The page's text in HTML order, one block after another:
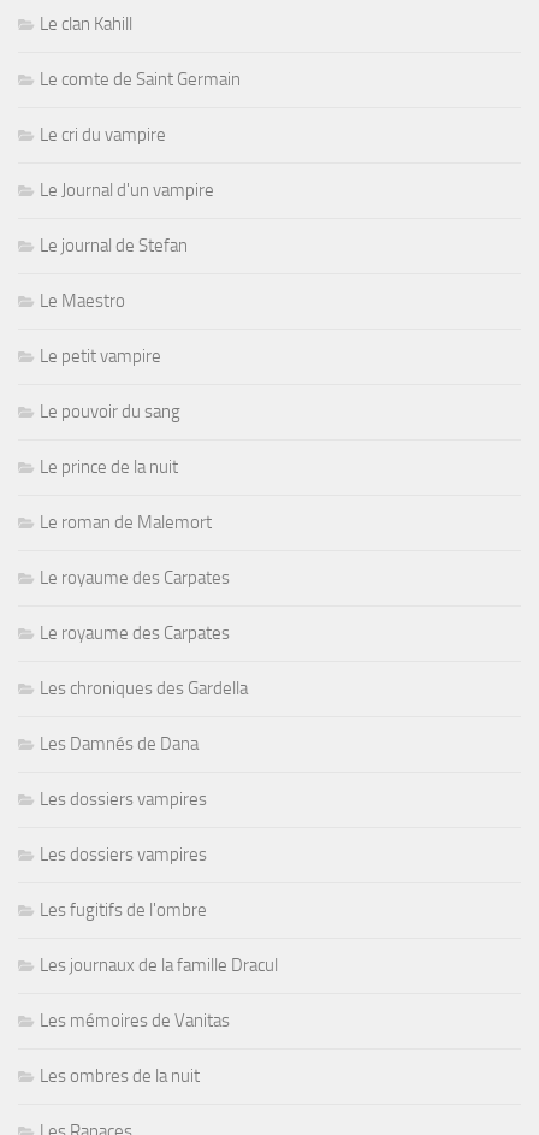
Le clan Kahill
Le comte de Saint Germain
Le cri du vampire
Le Journal d'un vampire
Le journal de Stefan
Le Maestro
Le petit vampire
Le pouvoir du sang
Le prince de la nuit
Le roman de Malemort
Le royaume des Carpates
Le royaume des Carpates
Les chroniques des Gardella
Les Damnés de Dana
Les dossiers vampires
Les dossiers vampires
Les fugitifs de l'ombre
Les journaux de la famille Dracul
Les mémoires de Vanitas
Les ombres de la nuit